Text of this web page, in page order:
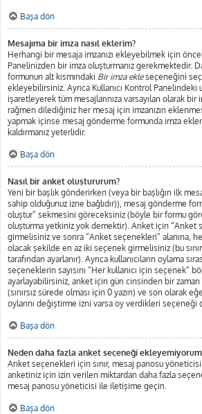
Başa dön
Mesajıma bir imza nasıl eklerim?
Herhangi bir mesaja imzanızı ekleyebilmek için
Panelinizden bir imza oluşturmanız gerekmektedir.
formunun alt kısmındaki Bir imza ekleseçeneğini
ekleyebilirsiniz. Ayrıca Kullanıcı Kontrol Panelindeki
işaretleyerek tüm mesajlarınıza varsayılan olarak
rağmen dilediğiniz her mesaj için imzanızın
yapmak içinse mesaj gönderme formunda imza
kaldırmanız yeterlidir.
Başa dön
Nasıl bir anket oluştururum?
Yeni bir başlık gönderirken (veya bir başlığın ilk
sahip olduğunuz izne bağlıdır)), mesaj gönderme
oluştur” sekmesini göreceksiniz (böyle bir formu
oluşturma yetkiniz yok demektir). Anket için “Anket
girmelisiniz ve sonra “Anket seçenekleri” alanına,
olacak şekilde en az iki seçenek girmelisiniz (bu
tarafından ayarlanır). Ayrıca kullanıcıların oylama
seçeneklerin sayısını “Her kullanıcı için seçenek”
ayarlayabilirsiniz, anket için gün cinsinden bir zaman
(sınırsız sürede olması için 0 yazın) ve son olarak
oylarını değiştirme izni varsa oy verdikleri
Başa dön
Neden daha fazla anket seçeneği
Anket seçenekleri için sınır, mesaj panosu yöneticisi
anketiniz için izin verilen miktardan daha fazla
mesaj panosu yöneticisi ile iletişime geçin.
Başa dön